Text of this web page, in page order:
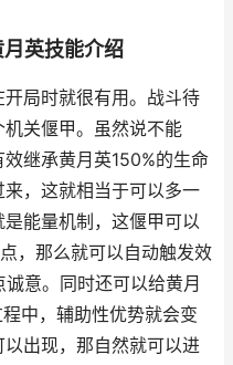
英技能介绍
局时就很有用。战斗待
关偃甲。虽然说不能
继承黄月英150%的生命
，这就相当于可以多一
能量机制，这偃甲可以
，那么就可以自动触发效
意。同时还可以给黄月
中，辅助性优势就会变
出现，那自然就可以进